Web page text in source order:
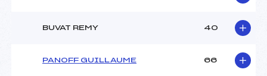
BUVAT REMY 40
PANOFF GUILLAUME 66